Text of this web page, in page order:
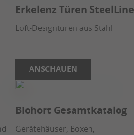
Erkelenz Türen SteelLine
Loft-Designtüren aus Stahl
ANSCHAUEN
Biohort Gesamtkatalog
Gerätehäuser, Boxen,